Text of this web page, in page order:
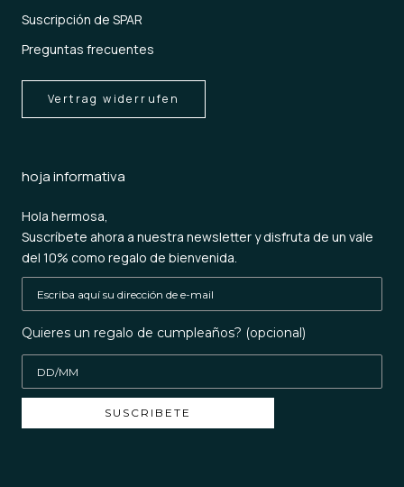
Suscripción de SPAR
Preguntas frecuentes
Vertrag widerrufen
hoja informativa
Hola hermosa,
Suscríbete ahora a nuestra newsletter y disfruta de un vale
del 10% como regalo de bienvenida.
Quieres un regalo de cumpleaños? (opcional)
SUSCRIBETE